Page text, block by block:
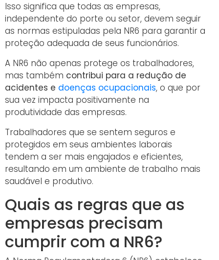
Isso significa que todas as empresas,
independente do porte ou setor, devem seguir
as normas estipuladas pela NR6 para garantir a
proteção adequada de seus funcionários.
A NR6 não apenas protege os trabalhadores,
mas também contribui para a redução de
acidentes e doenças ocupacionais, o que por
sua vez impacta positivamente na
produtividade das empresas.
Trabalhadores que se sentem seguros e
protegidos em seus ambientes laborais
tendem a ser mais engajados e eficientes,
resultando em um ambiente de trabalho mais
saudável e produtivo.
Quais as regras que as
empresas precisam
cumprir com a NR6?